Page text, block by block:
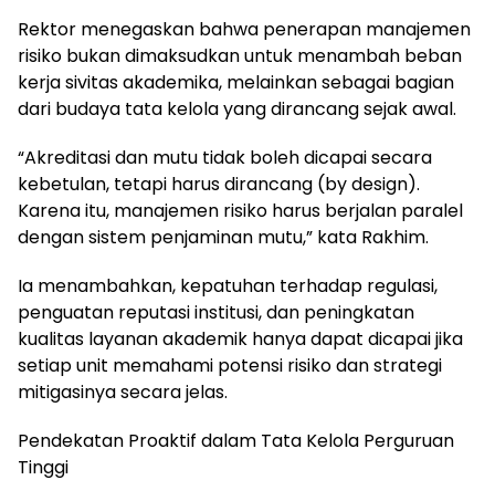
Rektor menegaskan bahwa penerapan manajemen
risiko bukan dimaksudkan untuk menambah beban
kerja sivitas akademika, melainkan sebagai bagian
dari budaya tata kelola yang dirancang sejak awal.
“Akreditasi dan mutu tidak boleh dicapai secara
kebetulan, tetapi harus dirancang (by design).
Karena itu, manajemen risiko harus berjalan paralel
dengan sistem penjaminan mutu,” kata Rakhim.
Ia menambahkan, kepatuhan terhadap regulasi,
penguatan reputasi institusi, dan peningkatan
kualitas layanan akademik hanya dapat dicapai jika
setiap unit memahami potensi risiko dan strategi
mitigasinya secara jelas.
Pendekatan Proaktif dalam Tata Kelola Perguruan
Tinggi